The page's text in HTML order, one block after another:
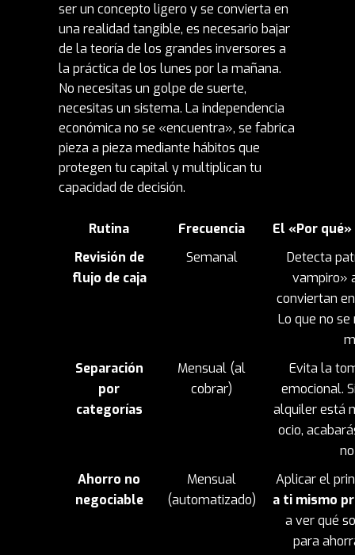
ser un concepto ligero y se convierta en
una realidad tangible, es necesario bajar
de la teoría de los grandes inversores a
la práctica de los lunes por la mañana.
No necesitas un golpe de suerte,
necesitas un sistema. La independencia
económica no se «encuentra», se fabrica
pieza a pieza mediante hábitos que
protegen tu capital y multiplican tu
capacidad de decisión.
Rutina Frecuencia
El «Por
Revisión de
flujo de caja
Semanal
Detecta
vampiro»
conviertan
Lo que no se
Separación
por
categorías
Mensual (al
cobrar)
Evita la
emocional.
alquiler está
ocio,
Ahorro no
negociable
Mensual
(automatizado)
Aplicar el
a ti mismo
a ver qué
para